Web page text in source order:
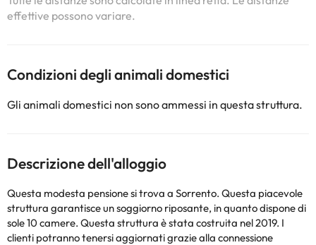
effettive possono variare.
Condizioni degli animali domestici
Gli animali domestici non sono ammessi in questa struttura.
Descrizione dell'alloggio
Questa modesta pensione si trova a Sorrento. Questa piacevole
struttura garantisce un soggiorno riposante, in quanto dispone di
sole 10 camere. Questa struttura è stata costruita nel 2019. I
clienti potranno tenersi aggiornati grazie alla connessione